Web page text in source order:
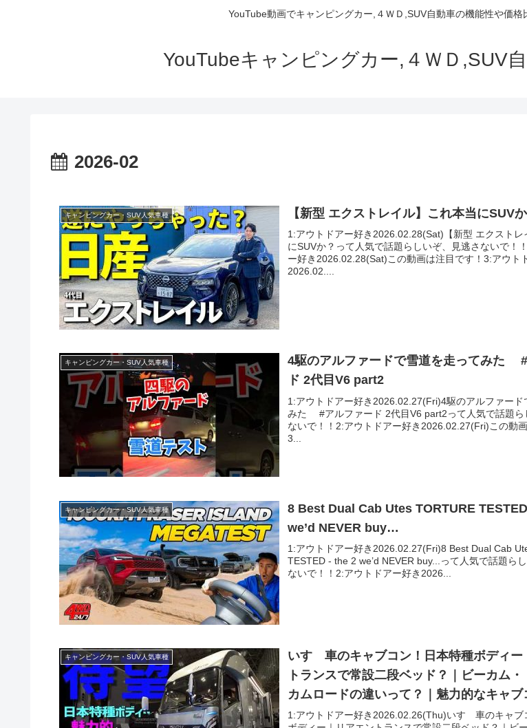
YouTube動画でキャンピングカー,４ＷＤ,SUV自動車の機能性や価格
YouTubeキャンピングカー,４ＷＤ,SUV
2026-02
キャンピングカー・SUV人気車種 【新型 エクストレイル】これ本当にSUV
1:アウトドアー好き2026.02.28(Sat)【新型 エクストレ
にSUVか？って人気で話題らしいぞ、見逃さないで！
ー好き2026.02.28(Sat)この動画は注目です！3:アウト
2026.02....
キャンピングカー・SUV人気車種
4駆のアルファードで雪道を走ってみた
ド 2代目V6 part2
1:アウトドアー好き2026.02.27(Fri)4駆のアルファード
みた #アルファード 2代目V6 part2って人気で話題ら
ないで！！2:アウトドアー好き2026.02.27(Fri)この動画
3...
キャンピングカー・SUV人気車種
8 Best Dual Cab Utes TORTURE
we’d NEVER buy…
1:アウトドアー好き2026.02.27(Fri)8 Best Dual Cab
TESTED - the 2 we’d NEVER buy...って人気で話題ら
ないで！！2:アウトドアー好き2026...
キャンピングカー・SUV人気車種
いすゞ車のキャブコン！日本特種ボディー
トランスで常設二段ベッド？｜ビーカム・
カムロードの違いって？｜魅力的なキャブ
1:アウトドアー好き2026.02.26(Thu)いすゞ車のキャブ